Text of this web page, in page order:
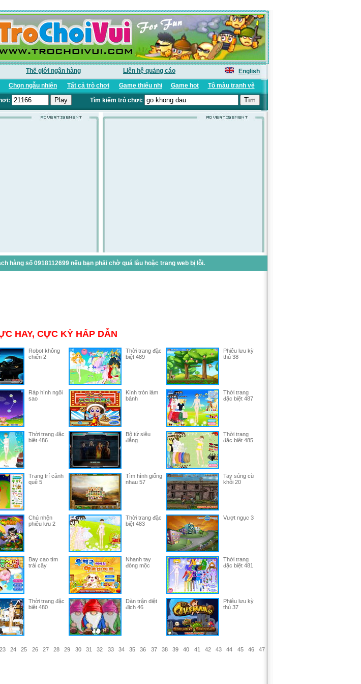
Thế giới ngân hàng Liên hệ quảng cáo
English
Chọn ngẫu nhiên Tất cả trò chơi Game thiếu nhi Game hot Tô màu tranh vẽ
Tìm kiếm trò chơi:
hàng số 0918112699 nếu bạn phải chờ quá lâu hoặc trang web bị lỗi.
HAY, CỰC KỲ HẤP DẪN
Robot không
chiến 2
Thời trang đặc
biệt 489
Phiêu lưu kỳ
thú 38
Ráp hình ngôi
sao
Kính tròn làm
bánh
Thời trang
đặc biệt 487
Thời trang đặc
biệt 486
Bộ tứ siêu
đẳng
Thời trang
đặc biệt 485
Trang trí cảnh
quê 5
Tìm hình giống
nhau 57
Tay súng cừ
khôi 20
Chú nhện
phiêu lưu 2
Thời trang đặc
biệt 483
Vượt ngục 3
Bay cao tìm
trái cây
Nhanh tay
đóng mộc
Thời trang
đặc biệt 481
Thời trang đặc
biệt 480
Dàn trận diệt
địch 46
Phiêu lưu kỳ
thú 37
23 24 25 26 27 28 29 30 31 32 33 34 35 36 37 38 39 40 41 42 43 44 45 46
47